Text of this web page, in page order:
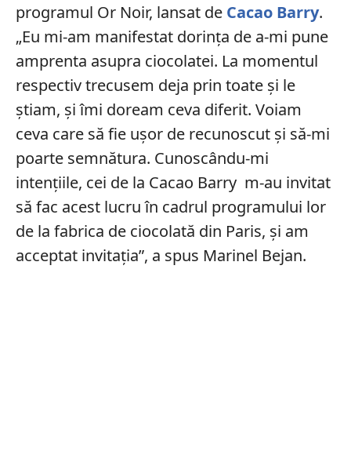
programul Or Noir, lansat de Cacao Barry.
„Eu mi-am manifestat dorința de a-mi pune
amprenta asupra ciocolatei. La momentul
respectiv trecusem deja prin toate și le
știam, și îmi doream ceva diferit. Voiam
ceva care să fie ușor de recunoscut și să-mi
poarte semnătura. Cunoscându-mi
intențiile, cei de la Cacao Barry m-au invitat
să fac acest lucru în cadrul programului lor
de la fabrica de ciocolată din Paris, și am
acceptat invitația”, a spus Marinel Bejan.